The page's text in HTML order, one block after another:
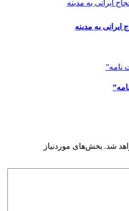
ایرانی به مدینه
شد. بخش‌های موردنیاز